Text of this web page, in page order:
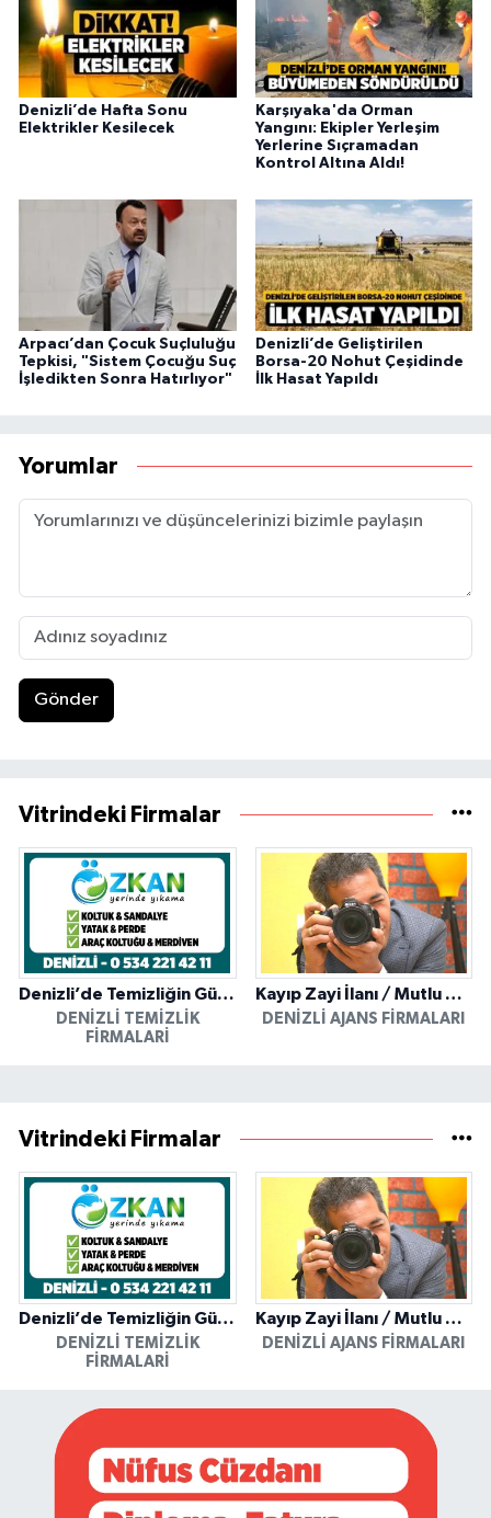
Denizli’de Hafta Sonu
Elektrikler Kesilecek
Karşıyaka'da Orman
Yangını: Ekipler Yerleşim
Yerlerine Sıçramadan
Kontrol Altına Aldı!
Arpacı’dan Çocuk Suçluluğu
Tepkisi, "Sistem Çocuğu Suç
İşledikten Sonra Hatırlıyor"
Denizli’de Geliştirilen
Borsa-20 Nohut Çeşidinde
İlk Hasat Yapıldı
Yorumlar
Gönder
Vitrindeki Firmalar
Denizli’de Temizliğin Güvenilir Adresi: Özkan Yerinde Yıkama
DENIZLI TEMIZLIK
FIRMALARI
Kayıp Zayi İlanı / Mutlu Ajans / Denizli
DENIZLI AJANS FIRMALARI
Vitrindeki Firmalar
Denizli’de Temizliğin Güvenilir Adresi: Özkan Yerinde Yıkama
DENIZLI TEMIZLIK
FIRMALARI
Kayıp Zayi İlanı / Mutlu Ajans / Denizli
DENIZLI AJANS FIRMALARI